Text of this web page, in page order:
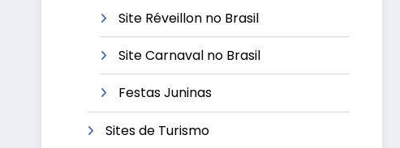
Site Réveillon no Brasil
Site Carnaval no Brasil
Festas Juninas
Sites de Turismo